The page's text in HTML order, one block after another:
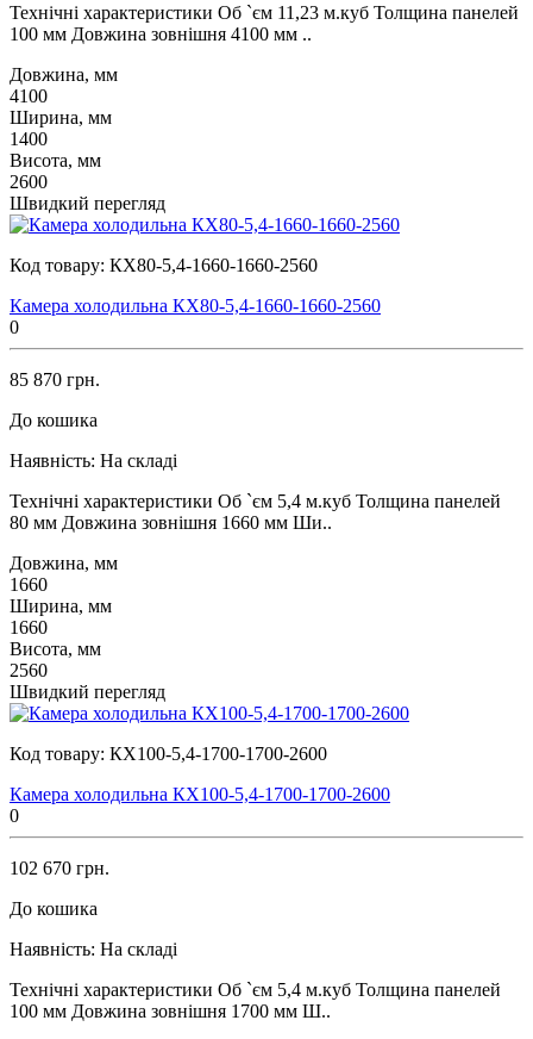
Технічні характеристики Об `єм 11,23 м.куб Толщина панелей
100 мм Довжина зовнішня 4100 мм ..
Довжина, мм
4100
Ширина, мм
1400
Висота, мм
2600
Швидкий перегляд
Код товару: КХ80-5,4-1660-1660-2560
Камера холодильна КХ80-5,4-1660-1660-2560
0
85 870 грн.
До кошика
Наявність: На складі
Технічні характеристики Об `єм 5,4 м.куб Толщина панелей
80 мм Довжина зовнішня 1660 мм Ши..
Довжина, мм
1660
Ширина, мм
1660
Висота, мм
2560
Швидкий перегляд
Код товару: КХ100-5,4-1700-1700-2600
Камера холодильна КХ100-5,4-1700-1700-2600
0
102 670 грн.
До кошика
Наявність: На складі
Технічні характеристики Об `єм 5,4 м.куб Толщина панелей
100 мм Довжина зовнішня 1700 мм Ш..